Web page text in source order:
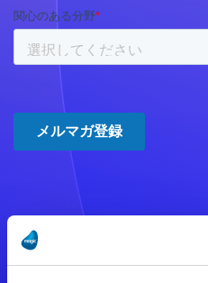
注意事項